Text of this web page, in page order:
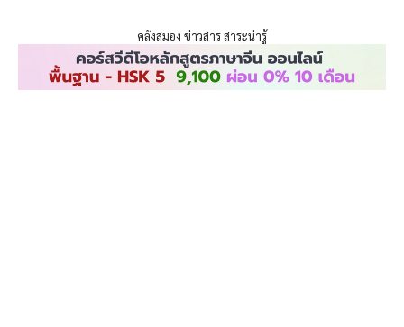
คลังสมอง ข่าวสาร สาระน่ารู้